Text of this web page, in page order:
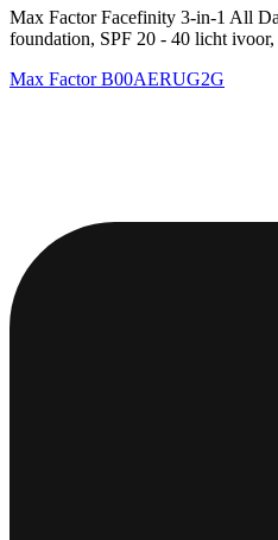
Max Factor Facefinity 3-in-1 All
foundation, SPF 20 - 40 licht ivoor,
Max FactorB00AERUG2G